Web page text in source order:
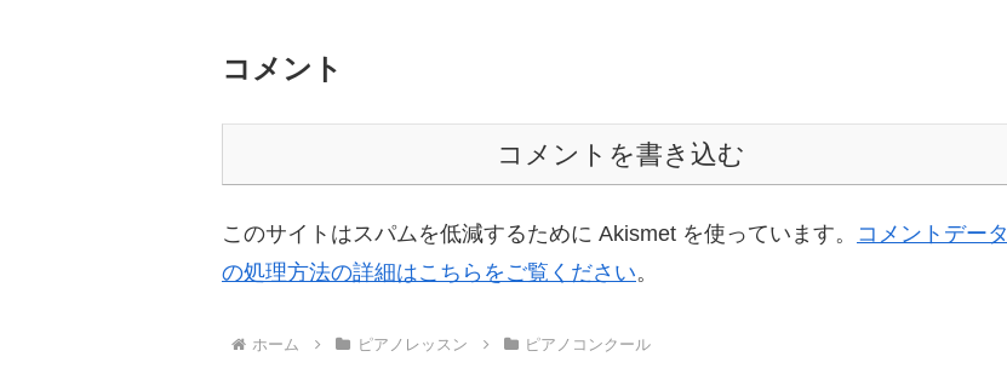
コメント
コメントを書き込む
このサイトはスパムを低減するために Akismet を使っています。 コメントデータ
の処理方法の詳細はこちらをご覧ください。
ホーム ピアノレッスン ピアノコンクール